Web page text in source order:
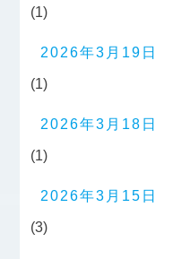
(1)
2026年3月19日
(1)
2026年3月18日
(1)
2026年3月15日
(3)